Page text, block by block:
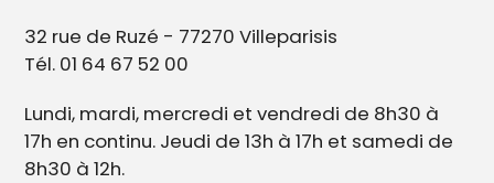
32 rue de Ruzé - 77270 Villeparisis
Tél. 01 64 67 52 00
Lundi, mardi, mercredi et vendredi de 8h30 à
17h en continu. Jeudi de 13h à 17h et samedi de
8h30 à 12h.